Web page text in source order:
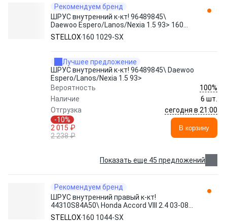
Рекомендуем бренд
ШРУС внутренний к-кт! 96489845\
Daewoo Espero/Lanos/Nexia 1.5 93> 160
1029-SX STELLOX
STELLOX 160 1029-SX
Лучшее предложение
ШРУС внутренний к-кт! 96489845\ Daewoo
Espero/Lanos/Nexia 1.5 93>
Вероятность
100%
Наличие
6 шт.
Отгрузка
сегодня в 21:00
-10%
2 015 ₽
2 238 ₽
В корзину
Показать еще 45 предложений
Рекомендуем бренд
ШРУС внутренний правый к-кт!
44310S84A50\ Honda Accord VIII 2.4 03-08
160 1044-SX STELLOX
STELLOX 160 1044-SX